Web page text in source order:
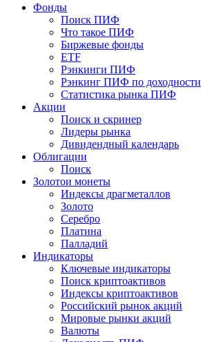
Фонды
Поиск ПИФ
Что такое ПИФ
Биржевые фонды
ETF
Рэнкинги ПИФ
Рэнкинг ПИФ по доходности
Статистика рынка ПИФ
Акции
Поиск и скринер
Лидеры рынка
Дивидендный календарь
Облигации
Поиск
Золотои монеты
Индексы драгметаллов
Золото
Серебро
Платина
Палладий
Индикаторы
Ключевые индикаторы
Поиск криптоактивов
Индексы криптоактивов
Российский рынок акций
Мировые рынки акций
Валюты